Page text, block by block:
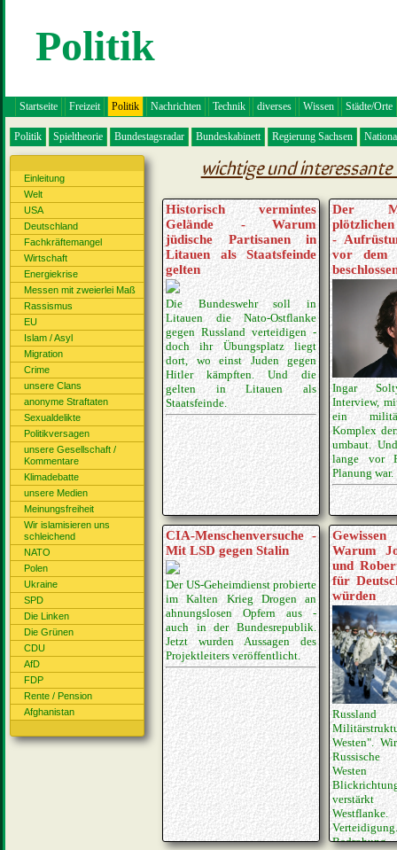
Politik
Startseite Freizeit Politik Nachrichten Technik diverses Wissen Städte/Orte
Politik Spieltheorie Bundestagsradar Bundeskabinett Regierung Sachsen
Einleitung
Welt
USA
Deutschland
Fachkräftemangel
Wirtschaft
Energiekrise
Messen mit zweierlei Maß
Rassismus
EU
Islam / Asyl
Migration
Crime
unsere Clans
anonyme Straftaten
Sexualdelikte
Politikversagen
unsere Gesellschaft /
Kommentare
Klimadebatte
unsere Medien
Meinungsfreiheit
Wir islamisieren uns
schleichend
NATO
Polen
Ukraine
SPD
Die Linken
Die Grünen
CDU
AfD
FDP
Rente / Pension
Afghanistan
wichtige und
Historisch vermintes
Gelände - Warum
jüdische Partisanen in
Litauen als Staatsfeinde
gelten
Die Bundeswehr soll in
Litauen die Nato-Ostflanke
gegen Russland verteidigen -
doch ihr Übungsplatz liegt
dort, wo einst Juden gegen
Hitler kämpften. Und die
gelten in Litauen als
Staatsfeinde.
Der
-
vor dem
Ingar
Interview,
ein
Komplex
umbaut.
lange vor
Planung war.
CIA-Menschenversuche -
Mit LSD gegen Stalin
Der US-Geheimdienst probierte
im Kalten Krieg Drogen an
ahnungslosen Opfern aus -
auch in der Bundesrepublik.
Jetzt wurden Aussagen des
Projektleiters veröffentlicht.
Warum
und
für
würden
Westen".
Russische
verstärkt